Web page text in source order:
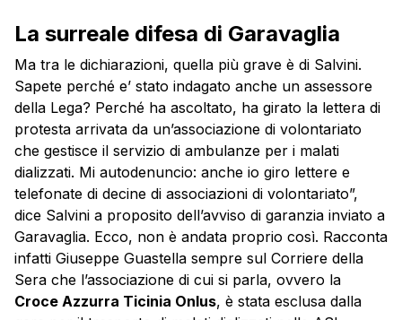
La surreale difesa di Garavaglia
Ma tra le dichiarazioni, quella più grave è di Salvini.
Sapete perché e’ stato indagato anche un assessore
della Lega? Perché ha ascoltato, ha girato la lettera di
protesta arrivata da un’associazione di volontariato
che gestisce il servizio di ambulanze per i malati
dializzati. Mi autodenuncio: anche io giro lettere e
telefonate di decine di associazioni di volontariato”,
dice Salvini a proposito dell’avviso di garanzia inviato a
Garavaglia. Ecco, non è andata proprio così. Racconta
infatti Giuseppe Guastella sempre sul Corriere della
Sera che l’associazione di cui si parla, ovvero la
Croce Azzurra Ticinia Onlus, è stata esclusa dalla